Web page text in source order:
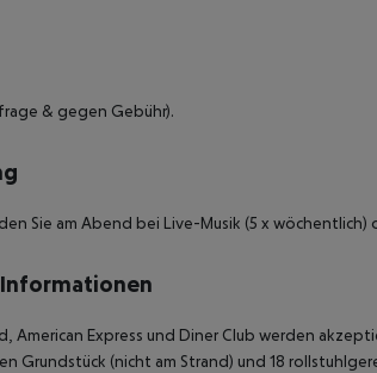
& gegen Gebühr).
Sie am Abend bei Live-Musik (5 x
American Express und Diner Club werden
Grundstück (nicht am Strand) und 18